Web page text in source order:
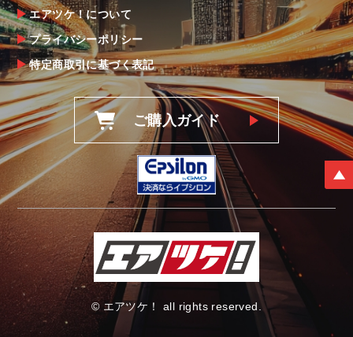
エアツケ！について
プライバシーポリシー
特定商取引に基づく表記
ご購入ガイド
© エアツケ！ all rights reserved.